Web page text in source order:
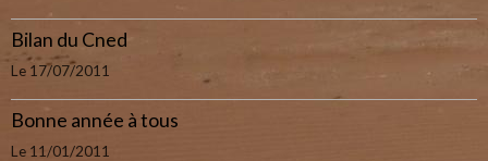
Bilan du Cned
Le 17/07/2011
Bonne année à tous
Le 11/01/2011